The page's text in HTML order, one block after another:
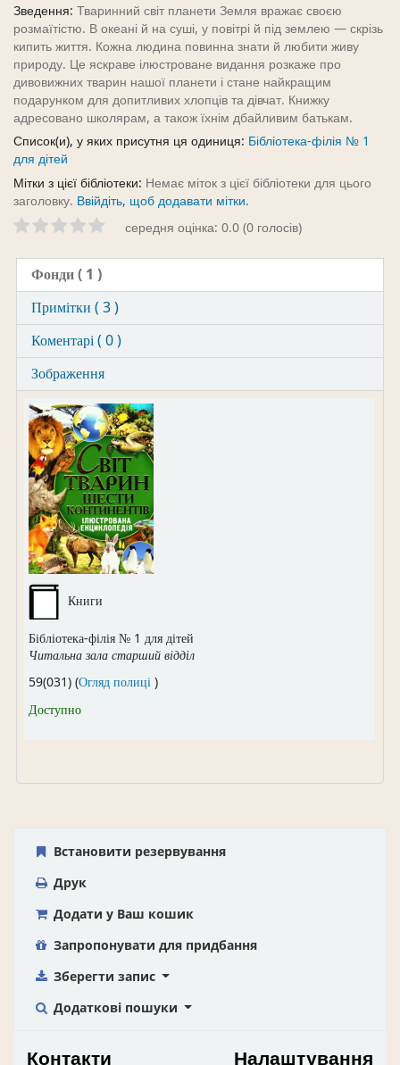
Зведення: Тваринний світ планети Земля вражає своєю
розмаїтістю. В океані й на суші, у повітрі й під землею — скрізь
кипить життя. Кожна людина повинна знати й любити живу
природу. Це яскраве ілюстроване видання розкаже про
дивовижних тварин нашої планети і стане найкращим
подарунком для допитливих хлопців та дівчат. Книжку
адресовано школярам, а також їхнім дбайливим батькам.
Список(и), у яких присутня ця одиниця: Бібліотека-філія № 1
для дітей
Мітки з цієї бібліотеки: Немає міток з цієї бібліотеки для цього
заголовку. Ввійдіть, щоб додавати мітки.
середня оцінка: 0.0 (0 голосів)
Фонди( 1 )
Примітки ( 3 )
Коментарі ( 0 )
Зображення
Книги
Бібліотека-філія № 1 для дітей
Читальна зала старший відділ
59(031) (Огляд полиці(Відкривається нижче)
)
Доступно
Встановити резервування
Друк
Додати у Ваш кошик
Запропонувати для придбання
Зберегти запис
Додаткові пошуки
Контакти Налаштування